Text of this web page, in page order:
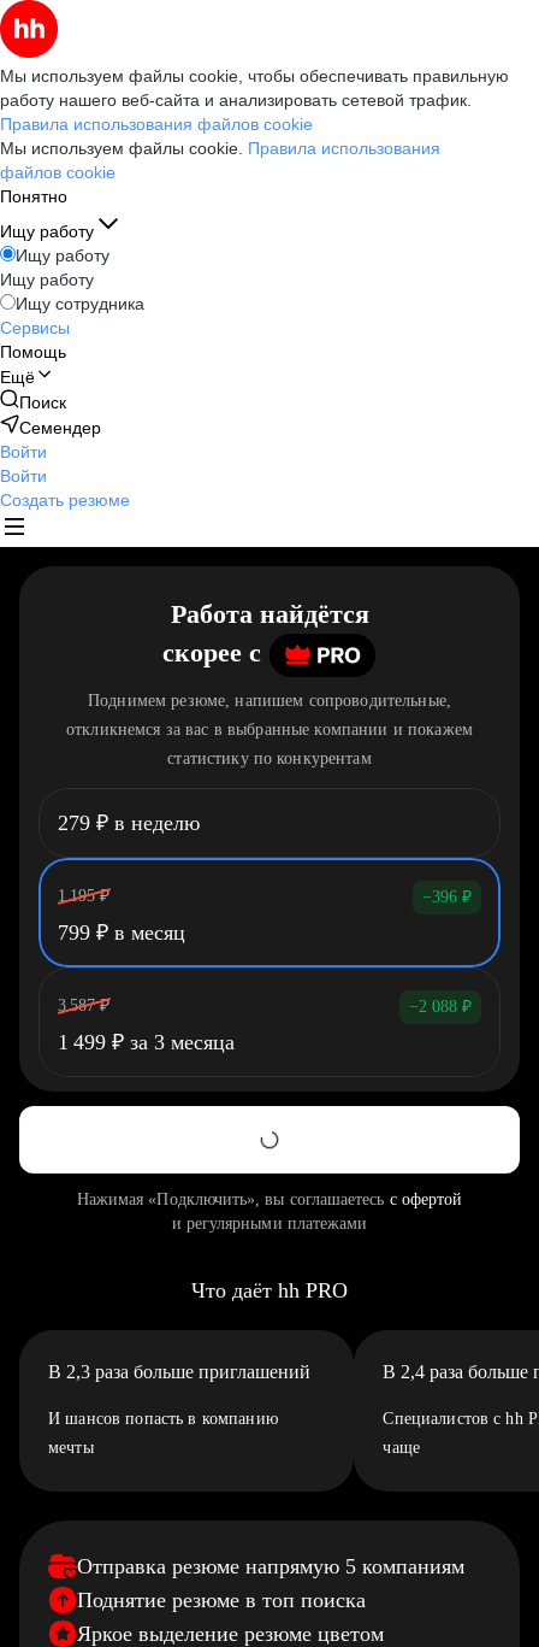
Мы используем файлы cookie, чтобы обеспечивать правильную
работу нашего веб-сайта и анализировать сетевой трафик.
Правила использования файлов cookie
Мы используем файлы cookie. Правила использования
файлов cookie
Понятно
Ищу работу
Ищу работу
Ищу работу
Ищу сотрудника
Сервисы
Помощь
Ещё
Поиск
Семендер
Войти
Войти
Создать резюме
Работа найдётся
скорее c
Поднимем резюме, напишем сопроводительные,
откликнемся за вас в выбранные компании и покажем
статистику по конкурентам
279 ₽ в неделю
1 195 ₽ −396 ₽
799 ₽ в месяц
3 587 ₽ −2 088 ₽
1 499 ₽ за 3 месяца
Нажимая «Подключить», вы соглашаетесь с офертой
и регулярными платежами
Что даёт hh PRO
В 2,3 раза больше приглашений
И шансов попасть в компанию
мечты
В 2,4 раза больше
Специалистов с hh
чаще
Отправка резюме напрямую 5 компаниям
Поднятие резюме в топ поиска
Яркое выделение резюме цветом